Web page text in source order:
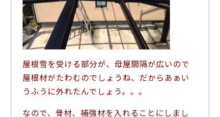
屋根雪を受ける部分が、母屋間隔が広いので
屋根材がたわむのでしょうね、だからあぁい
うふうに外れたんでしょう。。。
なので、骨材、補強材を入れることにしまし